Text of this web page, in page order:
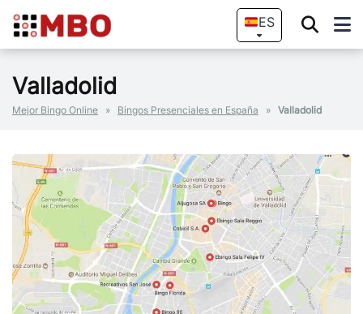
ES
Valladolid
Mejor Bingo Online » Bingos Presenciales en España » Valladolid